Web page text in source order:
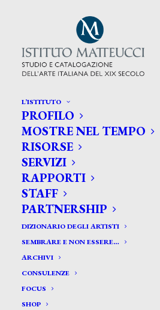
L’ISTITUTO
PROFILO
MOSTRE NEL TEMPO
RISORSE
SERVIZI
RAPPORTI
STAFF
PARTNERSHIP
DIZIONARIO DEGLI ARTISTI
SEMBRARE E NON ESSERE…
ARCHIVI
CONSULENZE
FOCUS
SHOP
CERCA TRA GLI ARTISTI:
Search
for:
Fodaro